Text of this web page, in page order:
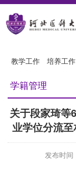
教学工作 培养工作
学籍管理
关于段家琦等
业学位分流
发布时